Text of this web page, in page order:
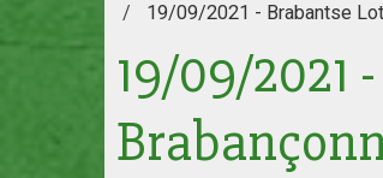
19/09/2021 - Brabantse
19/09/2021